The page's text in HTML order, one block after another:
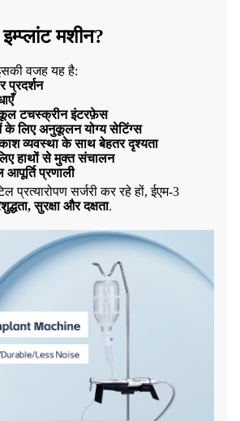
मशीन?
वजह यह है:
प्रदर्शन
टचस्क्रीन इंटरफ़ेस
के लिए अनुकूलन योग्य सेटिंग्स
व्यवस्था के साथ बेहतर दृश्यता
हाथों से मुक्त संचालन
प्रणाली
प्रत्यारोपण सर्जरी कर रहे हों, ईएम-3
सुरक्षा और दक्षता.